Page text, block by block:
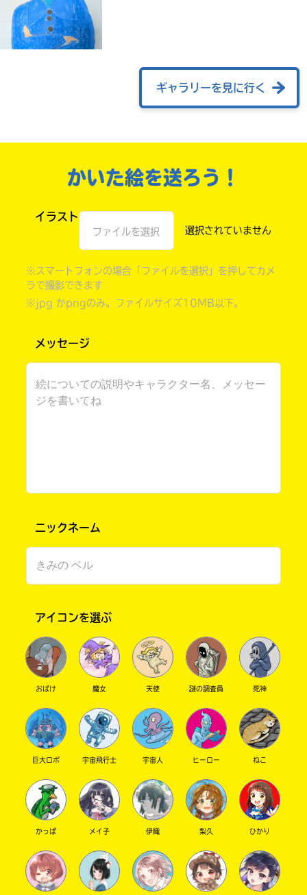
本だなが作れる！
このマチのことを
ギャラリーを見に行く
かいた絵を送ろう！
イラスト
ファイルを選択
※スマートフォンの場合「ファイルを選択」を押してカメ
ラで撮影できます
※jpg かpngのみ。ファイルサイズ10MB以下。
メッセージ
ニックネーム
アイコンを選ぶ
おばけ 魔女 天使 謎の調査員 死神
巨大ロボ 宇宙飛行士 宇宙人 ヒーロー ねこ
かっぱ メイ子 伊織 梨久 ひかり